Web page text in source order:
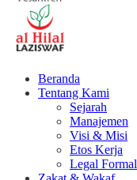
Beranda
Tentang Kami
Sejarah
Manajemen
Visi & Misi
Etos Kerja
Legal Formal